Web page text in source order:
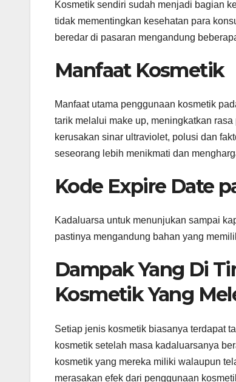
Kosmetik sendiri sudah menjadi bagian
tidak mementingkan kesehatan para
beredar di pasaran mengandung
Manfaat Kosmetik
Manfaat utama penggunaan kosmetik
tarik melalui make up, meningkatkan
kerusakan sinar ultraviolet, polusi dan
seseorang lebih menikmati dan
Kode Expire Date
Kadaluarsa untuk menunjukan sampai
pastinya mengandung bahan yang
Dampak Yang Di
Kosmetik Yang
Setiap jenis kosmetik biasanya terdapat
kosmetik setelah masa kadaluarsanya
kosmetik yang mereka miliki walaupun
merasakan efek dari penggunaan